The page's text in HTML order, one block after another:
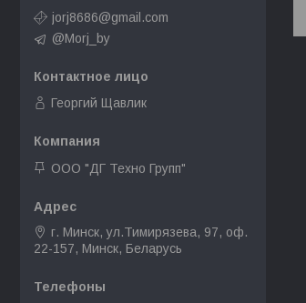
jorj8686@gmail.com
@Morj_by
Георгий Щавлик
ООО "ДГ Техно Групп"
г. Минск, ул.Тимирязева, 97, оф.
22-157, Минск, Беларусь